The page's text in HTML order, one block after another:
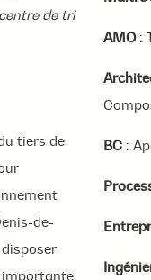
de tri
tiers de
de-
importante
AMO:
BC: